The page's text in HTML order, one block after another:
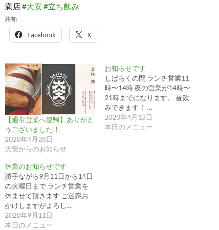
満店#大安#立ち飲み
共有:
Facebook X
【通常営業へ復帰】ありがと
うございました!!
2020年4月28日
大安からのお知らせ
お知らせです
しばらくの間 ランチ営業11
時〜14時 夜の営業が14時〜
21時までになります。 昼飲
みできます！ …
2020年4月13日
本日のメニュー
休業のお知らせです
勝手ながら9月11日から14日
の火曜日まで ランチ営業を
休ませて頂きます ご迷惑お
かけしますがよろし…
2020年9月11日
本日のメニュー